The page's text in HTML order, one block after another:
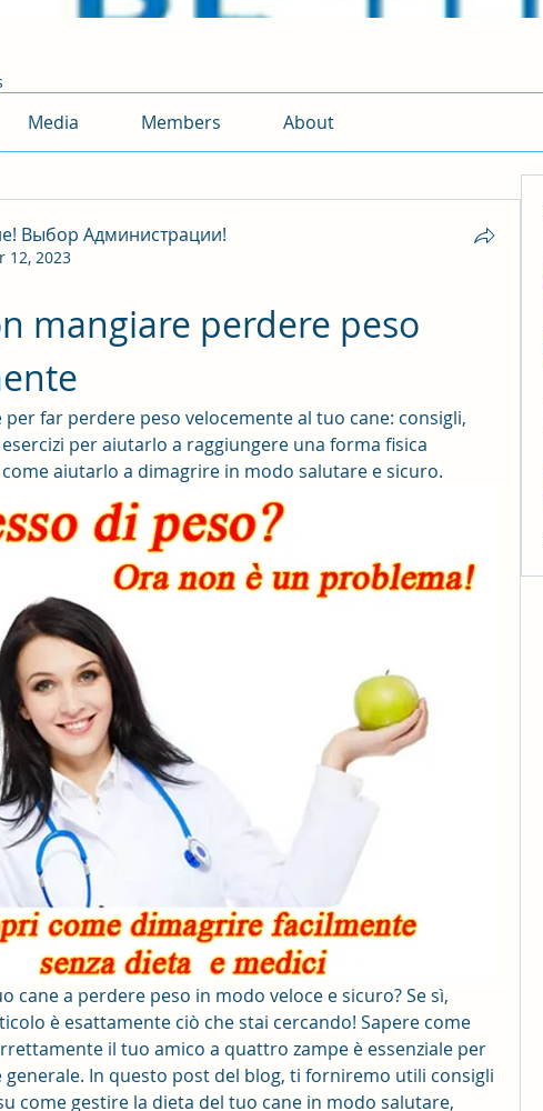
Media Members About
Выбор Администрации!
12, 2023
mangiare perdere peso
far perdere peso velocemente al tuo cane: consigli,
per aiutarlo a raggiungere una forma fisica
aiutarlo a dimagrire in modo salutare e sicuro.
cane a perdere peso in modo veloce e sicuro? Se sì,
è esattamente ciò che stai cercando! Sapere come
il tuo amico a quattro zampe è essenziale per
generale. In questo post del blog, ti forniremo utili consigli
come gestire la dieta del tuo cane in modo salutare,